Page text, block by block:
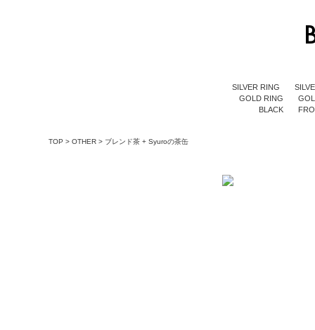
SILVER RING
GOLD RING
BLACK
TOP > OTHER > ブレンド茶 + Syuroの茶缶